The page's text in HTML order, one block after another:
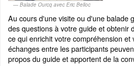
Balade Ourcq avec Eric Belloc
Au cours d'une visite ou d'une balade
des questions à votre guide et obtenir
ce qui enrichit votre compréhension et
échanges entre les participants
propos du guide et apportent de la